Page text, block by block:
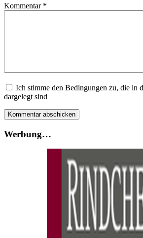
Kommentar *
Ich stimme den Bedingungen zu, die in
dargelegt sind
Werbung…